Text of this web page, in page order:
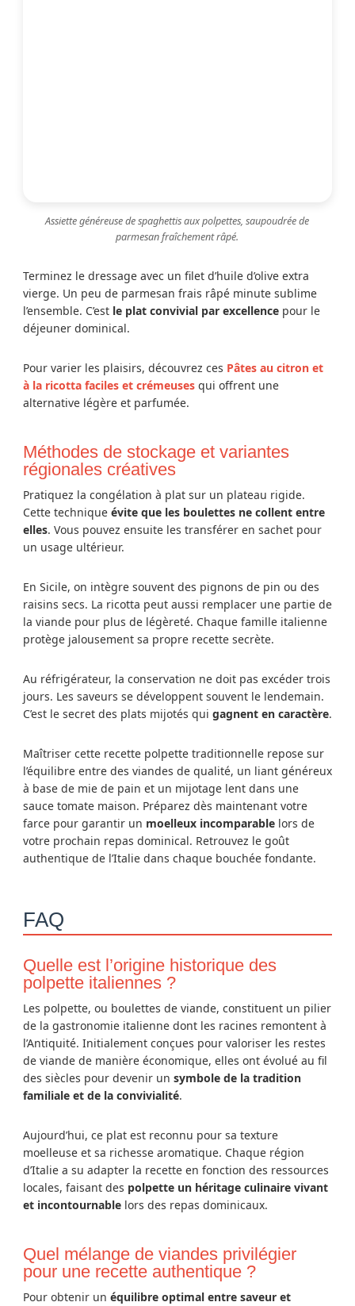
Assiette généreuse de spaghettis aux polpettes, saupoudrée de
parmesan fraîchement râpé.
Terminez le dressage avec un filet d’huile d’olive extra
vierge. Un peu de parmesan frais râpé minute sublime
l’ensemble. C’est le plat convivial par excellencepour le
déjeuner dominical.
Pour varier les plaisirs, découvrez ces Pâtes au citron et
à la ricotta faciles et crémeusesqui offrent une
alternative légère et parfumée.
Méthodes de stockage et variantes
régionales créatives
Pratiquez la congélation à plat sur un plateau rigide.
Cette technique évite que les boulettes ne collent entre
elles. Vous pouvez ensuite les transférer en sachet pour
un usage ultérieur.
En Sicile, on intègre souvent des pignons de pin ou des
raisins secs. La ricotta peut aussi remplacer une partie de
la viande pour plus de légèreté. Chaque famille italienne
protège jalousement sa propre recette secrète.
Au réfrigérateur, la conservation ne doit pas excéder trois
jours. Les saveurs se développent souvent le lendemain.
C’est le secret des plats mijotés qui gagnent en caractère.
Maîtriser cette recette polpette traditionnelle repose sur
l’équilibre entre des viandes de qualité, un liant généreux
à base de mie de pain et un mijotage lent dans une
sauce tomate maison. Préparez dès maintenant votre
farce pour garantir un moelleux incomparablelors de
votre prochain repas dominical. Retrouvez le goût
authentique de l’Italie dans chaque bouchée fondante.
FAQ
Quelle est l’origine historique des
polpette italiennes ?
Les polpette, ou boulettes de viande, constituent un pilier
de la gastronomie italienne dont les racines remontent à
l’Antiquité. Initialement conçues pour valoriser les restes
de viande de manière économique, elles ont évolué au fil
des siècles pour devenir un symbole de la tradition
familiale et de la convivialité.
Aujourd’hui, ce plat est reconnu pour sa texture
moelleuse et sa richesse aromatique. Chaque région
d’Italie a su adapter la recette en fonction des ressources
locales, faisant des polpette un héritage culinaire vivant
et incontournablelors des repas dominicaux.
Quel mélange de viandes privilégier
pour une recette authentique ?
Pour obtenir un équilibre optimal entre saveur et